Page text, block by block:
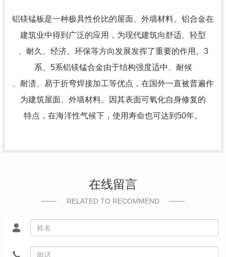
铝镁锰板是一种极具性价比的屋面、外墙材料。铝合金在
建筑业中得到广泛的应用，为现代建筑向舒适、轻型
、耐久、经济、环保等方向发展发挥了重要的作用。3
系、5系铝镁锰合金由于结构强度适中、耐候
、耐渍、易于折弯焊接加工等优点，在国外一直被普遍作
为建筑屋面、外墙材料。因其表面可氧化自身修复的
特点，在海洋性气候下，使用寿命也可达到50年。
在线留言
RELATED TO RECOMMEND